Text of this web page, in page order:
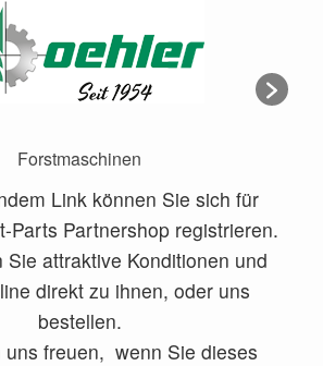
Traktoren
Link können Sie sich für
Parts Partnershop registrieren.
Sie attraktive Konditionen und
direkt zu ihnen, oder uns
bestellen.
uns freuen, wenn Sie dieses